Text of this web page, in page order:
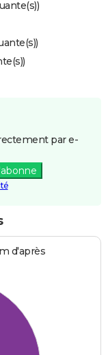
par e-
d'après